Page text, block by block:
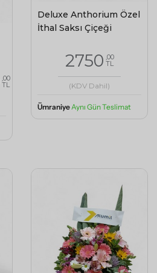
,00
TL
Deluxe Anthorium Özel
İthal Saksı Çiçeği
2750 ,00
TL
(KDV Dahil)
ÜmraniyeAynı Gün Teslimat